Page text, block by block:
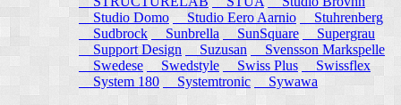
Studio Domo
Studio Eero Aarnio
Stuhrenberg
Sudbrock
Sunbrella SunSquare
Supergrau
Support Design
Suzusan
Svensson Markspelle
Swedese
Swedstyle Swiss Plus
Swissflex
System 180
Systemtronic Sywawa